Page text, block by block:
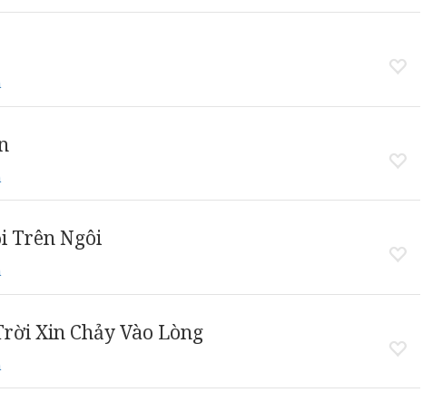
Trên Ngôi
Xin Chảy Vào Lòng